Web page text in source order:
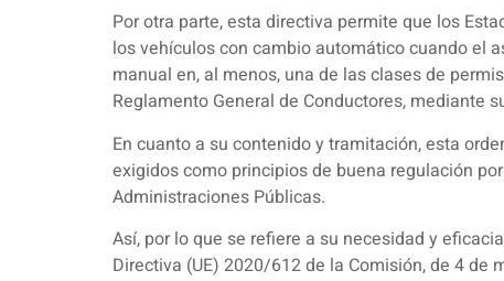
Por otra parte, esta directiva permite que los
los vehículos con cambio automático cuando el
manual en, al menos, una de las clases de
Reglamento General de Conductores, mediante
En cuanto a su contenido y tramitación, esta
exigidos como principios de buena regulación
Administraciones Públicas.
Así, por lo que se refiere a su necesidad y
Directiva (UE) 2020/612 de la Comisión, de 4 de